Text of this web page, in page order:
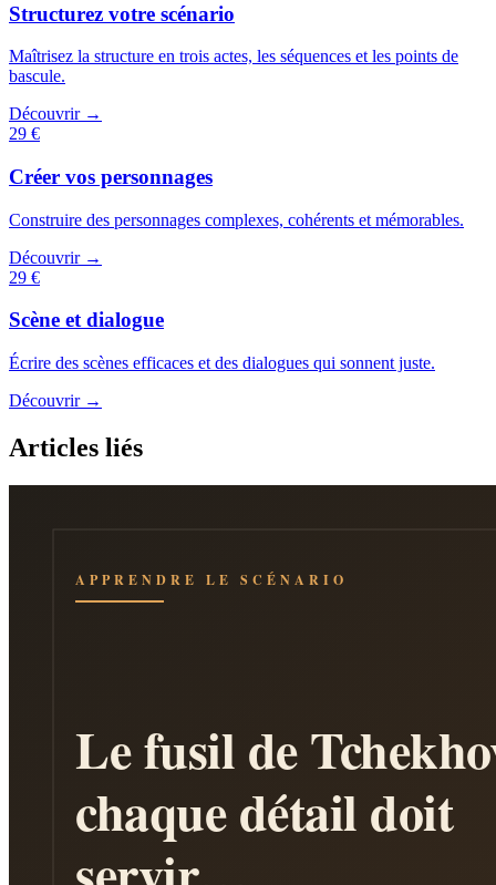
Structurez votre scénario
Maîtrisez la structure en trois actes, les séquences et les points de
bascule.
Découvrir →
29 €
Créer vos personnages
Construire des personnages complexes, cohérents et mémorables.
Découvrir →
29 €
Scène et dialogue
Écrire des scènes efficaces et des dialogues qui sonnent juste.
Découvrir →
Articles liés